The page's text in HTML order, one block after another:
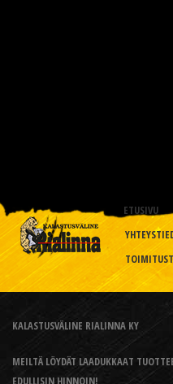
ETUSIVU
KALASTUSVÄLINE RIALINNA KY
MEILTÄ LÖYDÄT LAADUKKAAT